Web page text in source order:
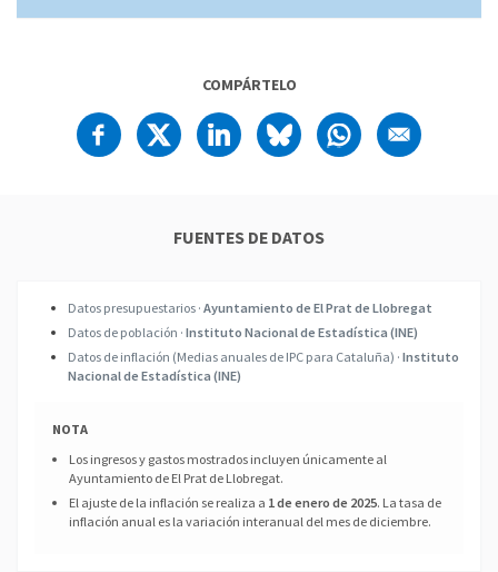
COMPÁRTELO
FUENTES DE DATOS
Datos presupuestarios · Ayuntamiento de El Prat de Llobregat
Datos de población · Instituto Nacional de Estadística (INE)
Datos de inflación (Medias anuales de IPC para Cataluña) · Instituto
Nacional de Estadística (INE)
NOTA
Los ingresos y gastos mostrados incluyen únicamente al
Ayuntamiento de El Prat de Llobregat.
El ajuste de la inflación se realiza a 1 de enero de 2025. La tasa de
inflación anual es la variación interanual del mes de diciembre.